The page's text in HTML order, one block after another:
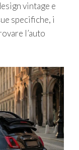
vintage e
specifiche, i
l’auto